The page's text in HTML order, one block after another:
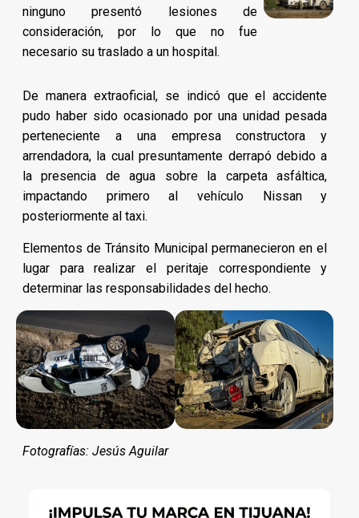
ninguno presentó lesiones de
consideración, por lo que no fue
necesario su traslado a un hospital.
De manera extraoficial, se indicó que el accidente
pudo haber sido ocasionado por una unidad pesada
perteneciente a una empresa constructora y
arrendadora, la cual presuntamente derrapó debido a
la presencia de agua sobre la carpeta asfáltica,
impactando primero al vehículo Nissan y
posteriormente al taxi.
Elementos de Tránsito Municipal permanecieron en el
lugar para realizar el peritaje correspondiente y
determinar las responsabilidades del hecho.
Fotografías: Jesús Aguilar